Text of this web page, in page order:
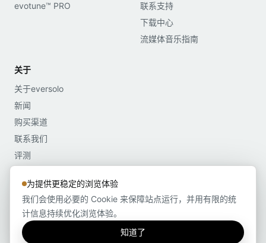
evotune™ PRO
联系支持
下载中心
流媒体音乐指南
关于
关于eversolo
新闻
购买渠道
联系我们
评测
Copyright©2022-2026 深圳市艾索洛声学科技有限公司 版权所有 粤ICP备
2021176496号-1
隐私说明
为提供更稳定的浏览体验
我们会使用必要的 Cookie 来保障站点运行，并用有限的统
计信息持续优化浏览体验。
知道了